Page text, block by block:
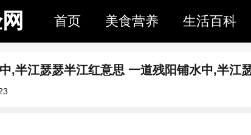
首页 美食营养 生活百科
,半江瑟瑟半江红意思 一道残阳铺水中,半江